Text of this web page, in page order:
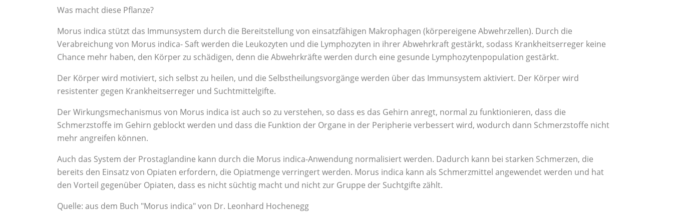
Was macht diese Pflanze?
Morus indica stützt das Immunsystem durch die Bereitstellung von einsatzfähigen Makrophagen (körpereigene Abwehrzellen). Durch die
Verabreichung von Morus indica- Saft werden die Leukozyten und die Lymphozyten in ihrer Abwehrkraft gestärkt, sodass Krankheitserreger keine
Chance mehr haben, den Körper zu schädigen, denn die Abwehrkräfte werden durch eine gesunde Lymphozytenpopulation gestärkt.
Der Körper wird motiviert, sich selbst zu heilen, und die Selbstheilungsvorgänge werden über das Immunsystem aktiviert. Der Körper wird
resistenter gegen Krankheitserreger und Suchtmittelgifte.
Der Wirkungsmechanismus von Morus indica ist auch so zu verstehen, so dass es das Gehirn anregt, normal zu funktionieren, dass die
Schmerzstoffe im Gehirn geblockt werden und dass die Funktion der Organe in der Peripherie verbessert wird, wodurch dann Schmerzstoffe nicht
mehr angreifen können.
Auch das System der Prostaglandine kann durch die Morus indica-Anwendung normalisiert werden. Dadurch kann bei starken Schmerzen, die
bereits den Einsatz von Opiaten erfordern, die Opiatmenge verringert werden. Morus indica kann als Schmerzmittel angewendet werden und hat
den Vorteil gegenüber Opiaten, dass es nicht süchtig macht und nicht zur Gruppe der Suchtgifte zählt.
Quelle: aus dem Buch "Morus indica" von Dr. Leonhard Hochenegg